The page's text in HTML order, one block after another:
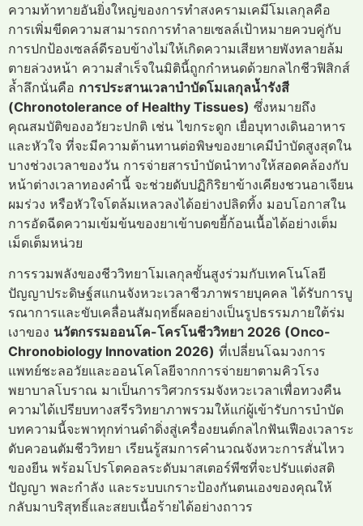
ความท้าทายอันยิ่งใหญ่ของการทำสงครามเคมีโมเลกุลคือ
การเพิ่มขีดความสามารถการทำลายเซลล์เป้าหมายควบคู่กับ
การปกป้องเซลล์ดีรอบข้างไม่ให้เกิดความเสียหายพังทลายล้ม
ตายล่วงหน้า ความสำเร็จในมิตินี้ถูกกำหนดด้วยกลไกชีวฟิสิกส์
ล้ำลึกนั่นคือ การประสานเวลาบำบัดโมเลกุลน้ำรังสี
(Chronotolerance of Healthy Tissues) ซึ่งหมายถึง
คุณสมบัติของอวัยวะปกติ เช่น ไขกระดูก เยื่อบุทางเดินอาหาร
และหัวใจ ที่จะมีความต้านทานต่อพิษของยาเคมีบำบัดสูงสุดใน
บางช่วงเวลาของวัน การจ่ายสารบำบัดนำทางให้สอดคล้องกับ
หน้าต่างเวลาทองคำนี้ จะช่วยดับปฏิกิริยาข้างเคียงชวนอาเจียน
ผมร่วง หรือหัวใจโตล้มเหลวลงได้อย่างปลิดทิ้ง มอบโอกาสใน
การอัดฉีดความเข้มข้นของยาเข้าบดขยี้ก้อนเนื้อได้อย่างเต็ม
เม็ดเต็มหน่วย
การรวมพลังของชีววิทยาโมเลกุลขั้นสูงร่วมกับเทคโนโลยี
ปัญญาประดิษฐ์สแกนจังหวะเวลาชีวภาพรายบุคคล ได้รับการบู
รณาการและขับเคลื่อนสัมฤทธิ์ผลอย่างเป็นรูปธรรมภายใต้ร่ม
เงาของ นวัตกรรมออนโค-โครโนชีววิทยา 2026 (Onco-
Chronobiology Innovation 2026) ที่เปลี่ยนโฉมวงการ
แพทย์ชะลอวัยและออนโคโลยีจากการจ่ายยาตามคิวโรง
พยาบาลโบราณ มาเป็นการวิศวกรรมจังหวะเวลาเพื่อทวงคืน
ความได้เปรียบทางสรีรวิทยาภาพรวมให้แก่ผู้เข้ารับการบำบัด
บทความนี้จะพาทุกท่านดำดิ่งสู่เครื่องยนต์กลไกฟันเฟืองเวลาระ
ดับควอนตัมชีววิทยา เรียนรู้สมการคำนวณจังหวะการสั่นไหว
ของยีน พร้อมโปรโตคอลระดับมาสเตอร์พีซที่จะปรับแต่งสติ
ปัญญา พละกำลัง และระบบเกราะป้องกันตนเองของคุณให้
กลับมาบริสุทธิ์และสยบเนื้อร้ายได้อย่างถาวร